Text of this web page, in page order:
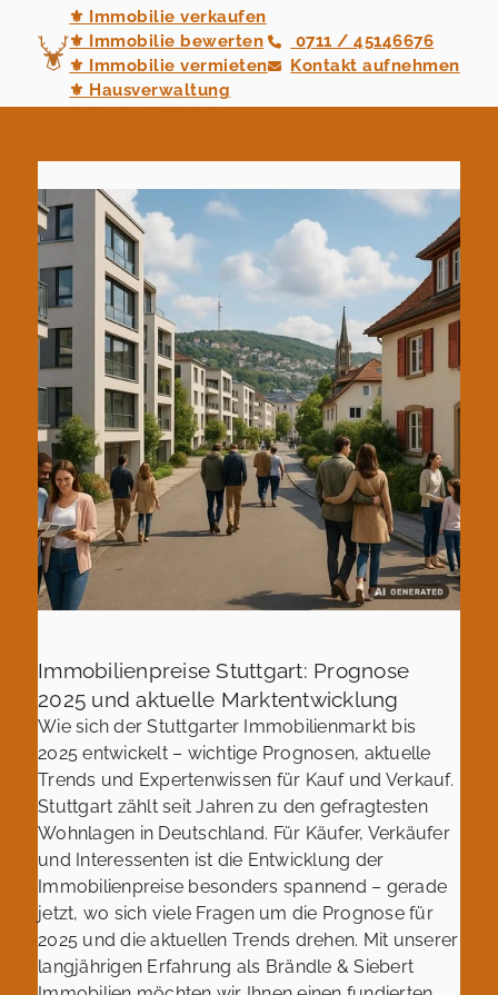
⚜ Immobilie verkaufen
⚜ Immobilie bewerten
⚜ Immobilie vermieten
⚜ Hausverwaltung
0711 / 45146676
Kontakt aufnehmen
Immobilienpreise Stuttgart: Prognose
2025 und aktuelle Marktentwicklung
Wie sich der Stuttgarter Immobilienmarkt bis
2025 entwickelt – wichtige Prognosen, aktuelle
Trends und Expertenwissen für Kauf und Verkauf.
Stuttgart zählt seit Jahren zu den gefragtesten
Wohnlagen in Deutschland. Für Käufer, Verkäufer
und Interessenten ist die Entwicklung der
Immobilienpreise besonders spannend – gerade
jetzt, wo sich viele Fragen um die Prognose für
2025 und die aktuellen Trends drehen. Mit unserer
langjährigen Erfahrung als Brändle & Siebert